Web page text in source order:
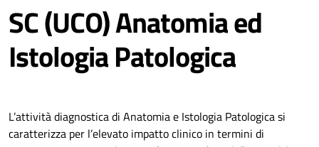
SC (UCO) Anatomia ed
Istologia Patologica
L’attività diagnostica di Anatomia e Istologia Patologica si
caratterizza per l’elevato impatto clinico in termini di